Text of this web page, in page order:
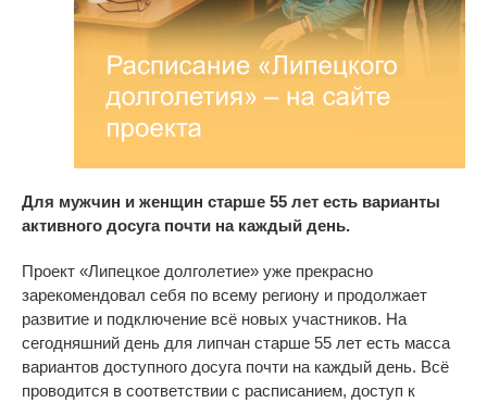
Для мужчин и женщин старше 55 лет есть варианты
активного досуга почти на каждый день.
Проект «Липецкое долголетие» уже прекрасно
зарекомендовал себя по всему региону и продолжает
развитие и подключение всё новых участников. На
сегодняшний день для липчан старше 55 лет есть масса
вариантов доступного досуга почти на каждый день. Всё
проводится в соответствии с расписанием, доступ к